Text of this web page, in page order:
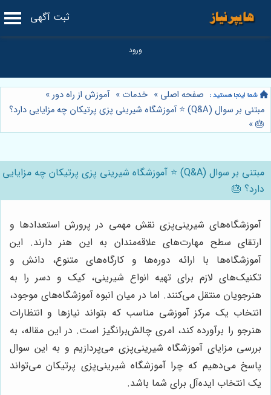
ثبت آگهی
صفحه اصلی » خدمات » آموزش از راه دور»
مبتنی بر سوال (Q&A) ⭐️ آموزشگاه شیرینی پزی پرتیکان چه مزایایی دارد؟
🎂
»
مبتنی بر سوال (Q&A) ⭐️ آموزشگاه شیرینی پزی پرتیکان چه مزایایی
دارد؟ 🎂
آموزشگاه‌های شیرینی‌پزی نقش مهمی در پرورش استعدادها و
ارتقای سطح مهارت‌های علاقه‌مندان به این هنر دارند. این
آموزشگاه‌ها با ارائه دوره‌ها و کارگاه‌های متنوع، دانش و
تکنیک‌های لازم برای تهیه انواع شیرینی، کیک و دسر را به
هنرجویان منتقل می‌کنند. اما در میان انبوه آموزشگاه‌های موجود،
انتخاب یک مرکز آموزشی مناسب که بتواند نیازها و انتظارات
هنرجو را برآورده کند، امری چالش‌برانگیز است. در این مقاله، به
بررسی مزایای آموزشگاه شیرینی‌پزی می‌پردازیم و به این سوال
پاسخ می‌دهیم که چرا آموزشگاه شیرینی‌پزی پرتیکان می‌تواند
یک انتخاب ایده‌آل برای شما باشد.